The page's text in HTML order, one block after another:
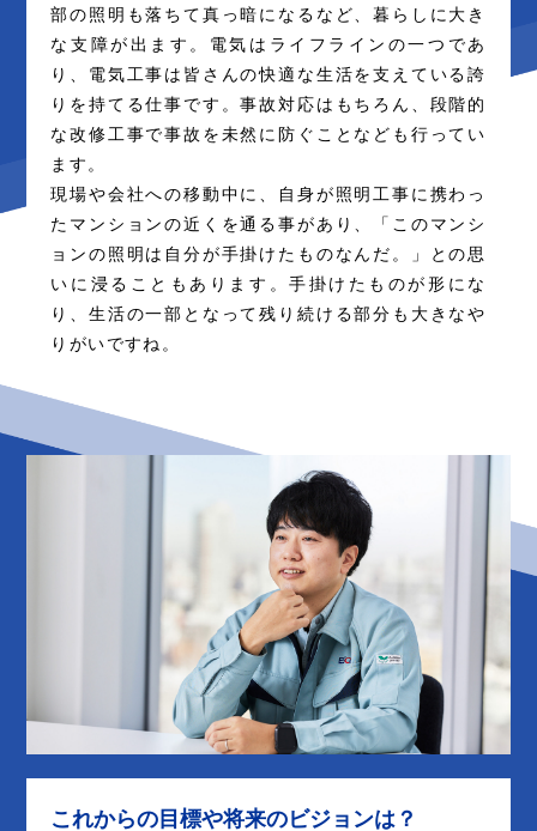
部の照明も落ちて真っ暗になるなど、暮らしに大き
な支障が出ます。電気はライフラインの一つであ
り、電気工事は皆さんの快適な生活を支えている誇
りを持てる仕事です。事故対応はもちろん、段階的
な改修工事で事故を未然に防ぐことなども行ってい
ます。
現場や会社への移動中に、自身が照明工事に携わっ
たマンションの近くを通る事があり、「このマンシ
ョンの照明は自分が手掛けたものなんだ。」との思
いに浸ることもあります。手掛けたものが形にな
り、生活の一部となって残り続ける部分も大きなや
りがいですね。
これからの目標や将来のビジョンは？